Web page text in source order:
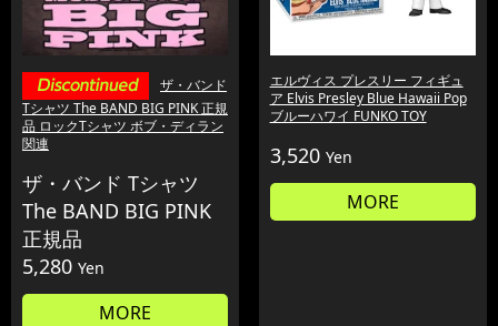
ザ・バンド
Tシャツ The BAND BIG PINK 正規
品 ロックTシャツ ボブ・ディラン
関連
ザ・バンド Tシャツ
The BAND BIG PINK
正規品
5,280 Yen
MORE
エルヴィス プレスリー フィギュ
ア Elvis Presley Blue Hawaii Pop
ブルーハワイ FUNKO TOY
3,520 Yen
MORE